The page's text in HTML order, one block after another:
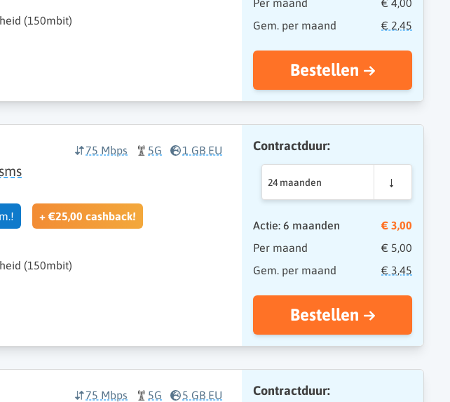
(150mbit)
Per maand
€ 4,00
Gem. per maand
€ 2,45
Bestellen
75 Mbps 5G 1 GB EU
+ €25,00 cashback!
(150mbit)
Contractduur:
24 maanden
Actie: 6 maanden
€ 3,00
Per maand
€ 5,00
Gem. per maand
€ 3,45
Bestellen
75 Mbps 5G 5 GB EU Contractduur: